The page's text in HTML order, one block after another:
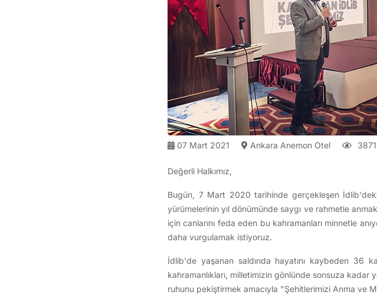
07 Mart 2021 Ankara Anemon Otel 3871
Değerli Halkımız,
Bugün, 7 Mart 2020 tarihinde gerçekleşen
yürümelerinin yıl dönümünde saygı ve rahmetle
için canlarını feda eden bu kahramanları minnetle
daha vurgulamak istiyoruz.
İdlib'de yaşanan saldırıda hayatını kaybeden 36
kahramanlıkları, milletimizin gönlünde sonsuza
ruhunu pekiştirmek amacıyla "Şehitlerimizi Anma ve